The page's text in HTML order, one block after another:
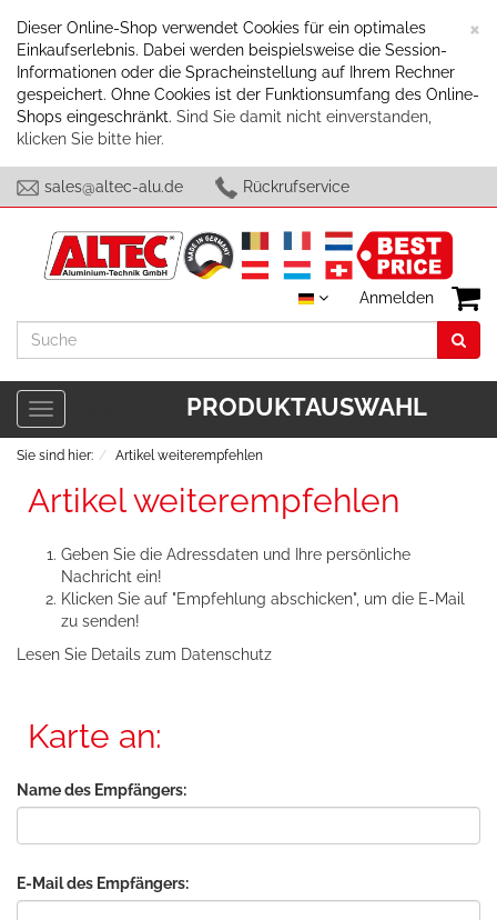
×
Dieser Online-Shop verwendet Cookies für ein optimales
Einkaufserlebnis. Dabei werden beispielsweise die Session-
Informationen oder die Spracheinstellung auf Ihrem Rechner
gespeichert. Ohne Cookies ist der Funktionsumfang des Online-
Shops eingeschränkt. Sind Sie damit nicht einverstanden,
klicken Sie bitte hier.
sales@altec-alu.de Rückrufservice
Anmelden
Suche
Toggle
navigation
PRODUKTAUSWAHL
Sie sind hier: Artikel weiterempfehlen
Artikel weiterempfehlen
Geben Sie die Adressdaten und Ihre persönliche
Nachricht ein!
Klicken Sie auf "Empfehlung abschicken", um die E-Mail
zu senden!
Lesen Sie Details zum Datenschutz
Karte an:
Name des Empfängers:
E-Mail des Empfängers: